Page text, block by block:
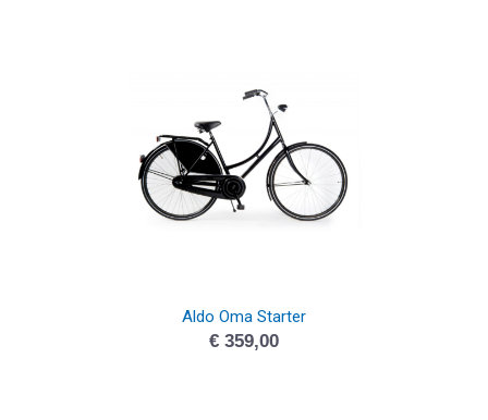
Aldo Oma Starter
€359,00